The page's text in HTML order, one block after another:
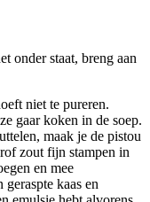
onder staat, breng aan
niet te pureren.
gaar koken in de soep.
maak je de pistou
zout fijn stampen in
en mee
kaas en